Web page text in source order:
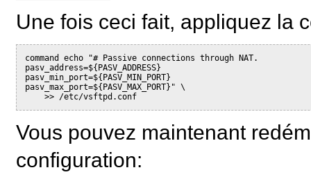
Une fois ceci fait, appliquez la
command echo "# Passive connections through NAT.
pasv_address=${PASV_ADDRESS}
pasv_min_port=${PASV_MIN_PORT}
pasv_max_port=${PASV_MAX_PORT}" \
Vous pouvez maintenant
configuration: